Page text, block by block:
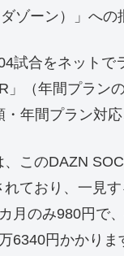
ゾーン）」への
試合をネットで
」（年間プラン
年間プラン対
、このDAZN
ており、一見
月のみ980円で
6340円かかりま